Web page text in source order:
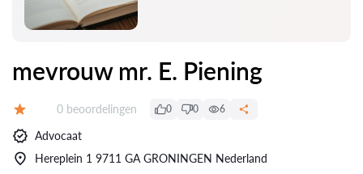
mevrouw mr. E. Piening
Getuigenissen:
0 beoordelingen 0 0 6
Advocaat
Hereplein 1 9711 GA GRONINGEN Nederland